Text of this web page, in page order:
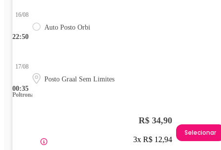
22:50
16/08
Auto Posto Orbi
00:35
17/08
Posto Graal Sem Limites
Poltrona
R$ 34,90
3x R$ 12,94
Selecionar